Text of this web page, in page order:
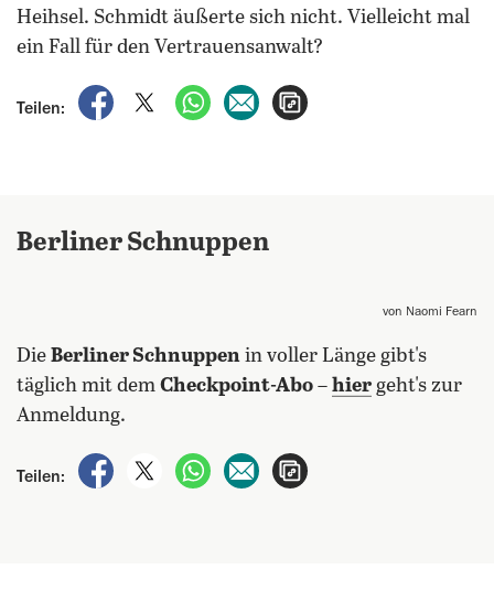
Heihsel. Schmidt äußerte sich nicht. Vielleicht mal
ein Fall für den Vertrauensanwalt?
Teilen:
auf Facebook teilen
auf X teilenper WhatsApp teilen
per E-Mail teilen
Berliner Schnuppen
von Naomi Fearn
Die Berliner Schnuppen in voller Länge gibt's
täglich mit dem Checkpoint-Abo – hier geht's zur
Anmeldung.
Teilen:
auf Facebook teilen
auf X teilenper WhatsApp teilen
per E-Mail teilen